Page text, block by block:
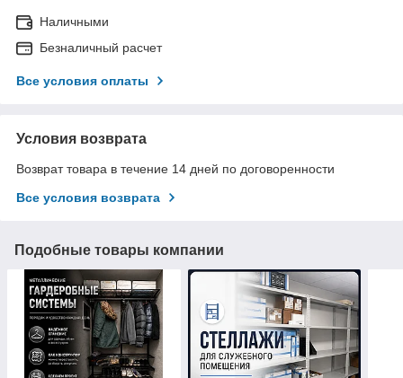
Наличными
Безналичный расчет
Все условия оплаты
Условия возврата
Возврат товара в течение 14 дней по договоренности
Все условия возврата
Подобные товары компании